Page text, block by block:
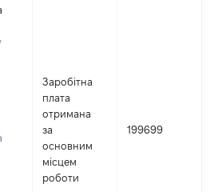
Заробітна
плата
отримана
за
основним
місцем
роботи
199699